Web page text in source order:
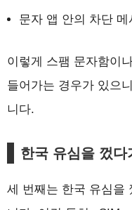
문자 앱 안의 차단 메
이렇게 스팸 문자함이
들어가는 경우가 있으
니다.
한국 유심을 껐다
세 번째는 한국 유심을